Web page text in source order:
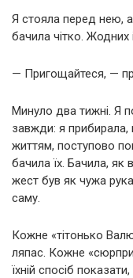
Я стояла перед нею, а
бачила чітко. Жодних
— Пригощайтеся, —
Минуло два тижні. Я
завжди: я прибирала,
життям, поступово
бачила їх. Бачила, як
жест був як чужа
саму.
Кожне «тітонько
ляпас. Кожне
їхній спосіб